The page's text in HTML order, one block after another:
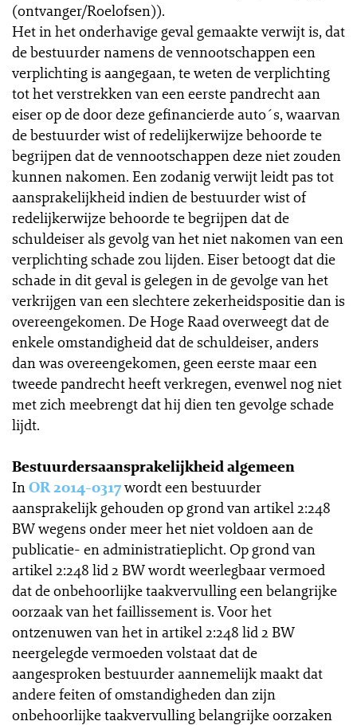
(ontvanger/Roelofsen)).
Het in het onderhavige geval gemaakte verwijt is, dat
de bestuurder namens de vennootschappen een
verplichting is aangegaan, te weten de verplichting
tot het verstrekken van een eerste pandrecht aan
eiser op de door deze gefinancierde auto´s, waarvan
de bestuurder wist of redelijkerwijze behoorde te
begrijpen dat de vennootschappen deze niet zouden
kunnen nakomen. Een zodanig verwijt leidt pas tot
aansprakelijkheid indien de bestuurder wist of
redelijkerwijze behoorde te begrijpen dat de
schuldeiser als gevolg van het niet nakomen van een
verplichting schade zou lijden. Eiser betoogt dat die
schade in dit geval is gelegen in de gevolge van het
verkrijgen van een slechtere zekerheidspositie dan is
overeengekomen. De Hoge Raad overweegt dat de
enkele omstandigheid dat de schuldeiser, anders
dan was overeengekomen, geen eerste maar een
tweede pandrecht heeft verkregen, evenwel nog niet
met zich meebrengt dat hij dien ten gevolge schade
lijdt.
Bestuurdersaansprakelijkheid algemeen
InOR 2014-0317wordt een bestuurder
aansprakelijk gehouden op grond van artikel 2:248
BW wegens onder meer het niet voldoen aan de
publicatie- en administratieplicht. Op grond van
artikel 2:248 lid 2 BW wordt weerlegbaar vermoed
dat de onbehoorlijke taakvervulling een belangrijke
oorzaak van het faillissement is. Voor het
ontzenuwen van het in artikel 2:248 lid 2 BW
neergelegde vermoeden volstaat dat de
aangesproken bestuurder aannemelijk maakt dat
andere feiten of omstandigheden dan zijn
onbehoorlijke taakvervulling belangrijke oorzaken